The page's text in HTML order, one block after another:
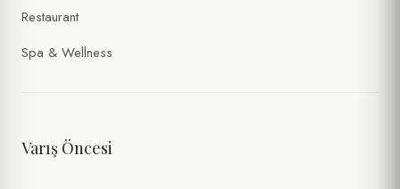
Kişisel verilerimin
Restaurant
Spa & Wellness
Varış Öncesi